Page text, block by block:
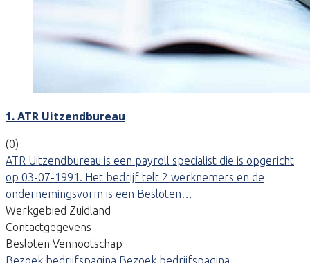
1. ATR Uitzendbureau
(0)
ATR Uitzendbureau is een payroll specialist die is opgericht
op 03-07-1991. Het bedrijf telt 2 werknemers en de
ondernemingsvorm is een Besloten…
Werkgebied Zuidland
Contactgegevens
Besloten Vennootschap
Bezoek bedrijfspagina Bezoek bedrijfspagina